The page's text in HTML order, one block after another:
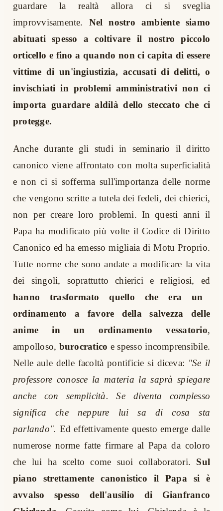
guardare la realtà allora ci si sveglia
improvvisamente. Nel nostro ambiente siamo
abituati spesso a coltivare il nostro piccolo
orticello e fino a quando non ci capita di essere
vittime di un'ingiustizia, accusati di delitti, o
invischiati in problemi amministrativi non ci
importa guardare aldilà dello steccato che ci
protegge.
Anche durante gli studi in seminario il diritto
canonico viene affrontato con molta superficialità
e non ci si sofferma sull'importanza delle norme
che vengono scritte a tutela dei fedeli, dei chierici,
non per creare loro problemi. In questi anni il
Papa ha modificato più volte il Codice di Diritto
Canonico ed ha emesso migliaia di Motu Proprio.
Tutte norme che sono andate a modificare la vita
dei singoli, soprattutto chierici e religiosi, ed
hanno trasformato quello che era un
ordinamento a favore della salvezza delle
anime in un ordinamento vessatorio,
ampolloso, burocratico e spesso incomprensibile.
Nelle aule delle facoltà pontificie si diceva: "Se il
professore conosce la materia la saprà spiegare
anche con semplicità. Se diventa complesso
significa che neppure lui sa di cosa sta
parlando". Ed effettivamente questo emerge dalle
numerose norme fatte firmare al Papa da coloro
che lui ha scelto come suoi collaboratori. Sul
piano strettamente canonistico il Papa si è
avvalso spesso dell'ausilio di Gianfranco